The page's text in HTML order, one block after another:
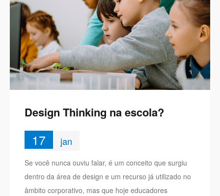
Design Thinking na escola?
17 jan
Se você nunca ouviu falar, é um conceito que surgiu
dentro da área de design e um recurso já utilizado no
âmbito corporativo, mas que hoje educadores